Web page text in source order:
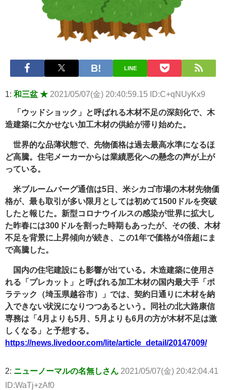
ｗ 他 / 2chnaviヘッドライン
Powered by livedoor 相互RSS
LINE
1: 和三盆 ★ 2021/05/07(金) 20:40:59.15 ID:C+qNUyKx9
「ウッドショック」と呼ばれる木材不足の深刻化で、木
造建築に欠かせない加工木材の供給が滞り始めた。
世界的な品薄状態で、先物価格は過去最高水準になるほ
ど高騰。住宅メーカーからは業績悪化への懸念の声が上が
っている。
米ブルームバーグ通信は5日、米シカゴ市場の木材先物価
格が、最も取引が多い限月としては初めて1500ドルを突破
したと報じた。新型コロナウイルスの感染が世界に拡大し
た昨春には300ドルを割った時期もあったが、その後、木材
不足を背景に上昇傾向が続き、この1年で価格が4倍超にま
で高騰した。
国内の住宅建設にも影響が出ている。木造建築に使用さ
れる「プレカット」と呼ばれる加工木材の国内最大手「ポ
ラテック（埼玉県越谷市）」では、契約日通りに木材を納
入できない状況になりつつあるという。同社の北大路康信
専務は「4月よりも5月、5月よりも6月の方が木材不足は激
しくなる」と予想する。
https://news.livedoor.com/lite/article_detail/20147009/
2: ニューノーマルの名無しさん 2021/05/07(金) 20:42:04.41
ID:WaTj+zAf0